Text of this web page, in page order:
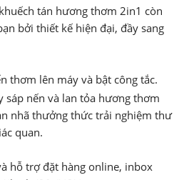
tán hương thơm 2in1 còn
bởi thiết kế hiện đại, đầy sang
thơm lên máy và bật công tắc.
sáp nến và lan tỏa hương thơm
nhã thưởng thức trải nghiệm thư
quan.
hỗ trợ đặt hàng online, inbox